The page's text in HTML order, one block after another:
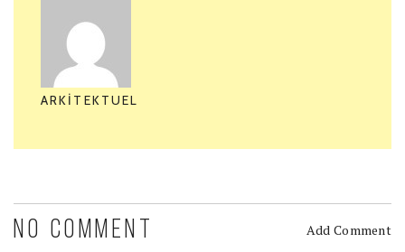
ARKITEKTUEL
NO COMMENT Add Comment